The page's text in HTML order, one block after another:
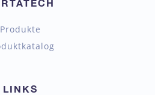
Produkte
LINKS